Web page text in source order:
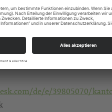
de/e/39805070/